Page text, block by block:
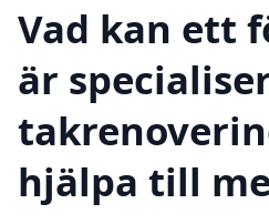
Vad kan ett
är
hjälpa till